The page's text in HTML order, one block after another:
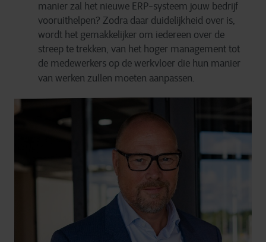
manier zal het nieuwe ERP-systeem jouw bedrijf
vooruithelpen? Zodra daar duidelijkheid over is,
wordt het gemakkelijker om iedereen over de
streep te trekken, van het hoger management tot
de medewerkers op de werkvloer die hun manier
van werken zullen moeten aanpassen.